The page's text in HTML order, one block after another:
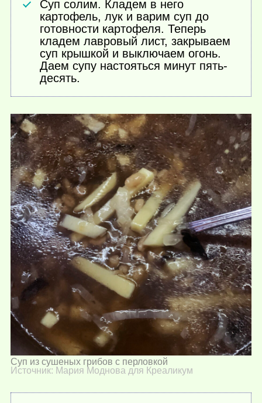
Суп солим. Кладем в него
картофель, лук и варим суп до
готовности картофеля. Теперь
кладем лавровый лист, закрываем
суп крышкой и выключаем огонь.
Даем супу настояться минут пять-
десять.
Суп из сушеных грибов с перловкой
Источник: Мария Моднова для Креаликум